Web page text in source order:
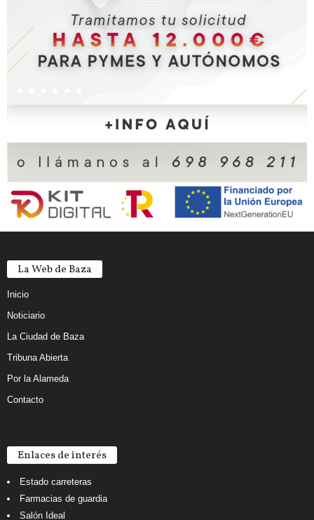
La Web de Baza
Inicio
Noticiario
La Ciudad de Baza
Tribuna Abierta
Por la Alameda
Contacto
Enlaces de interés
Estado carreteras
Farmacias de guardia
Salón Ideal